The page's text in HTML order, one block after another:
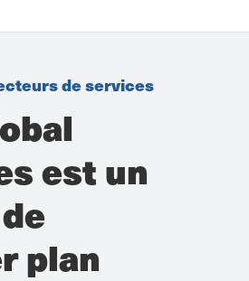
de services
est un
plan